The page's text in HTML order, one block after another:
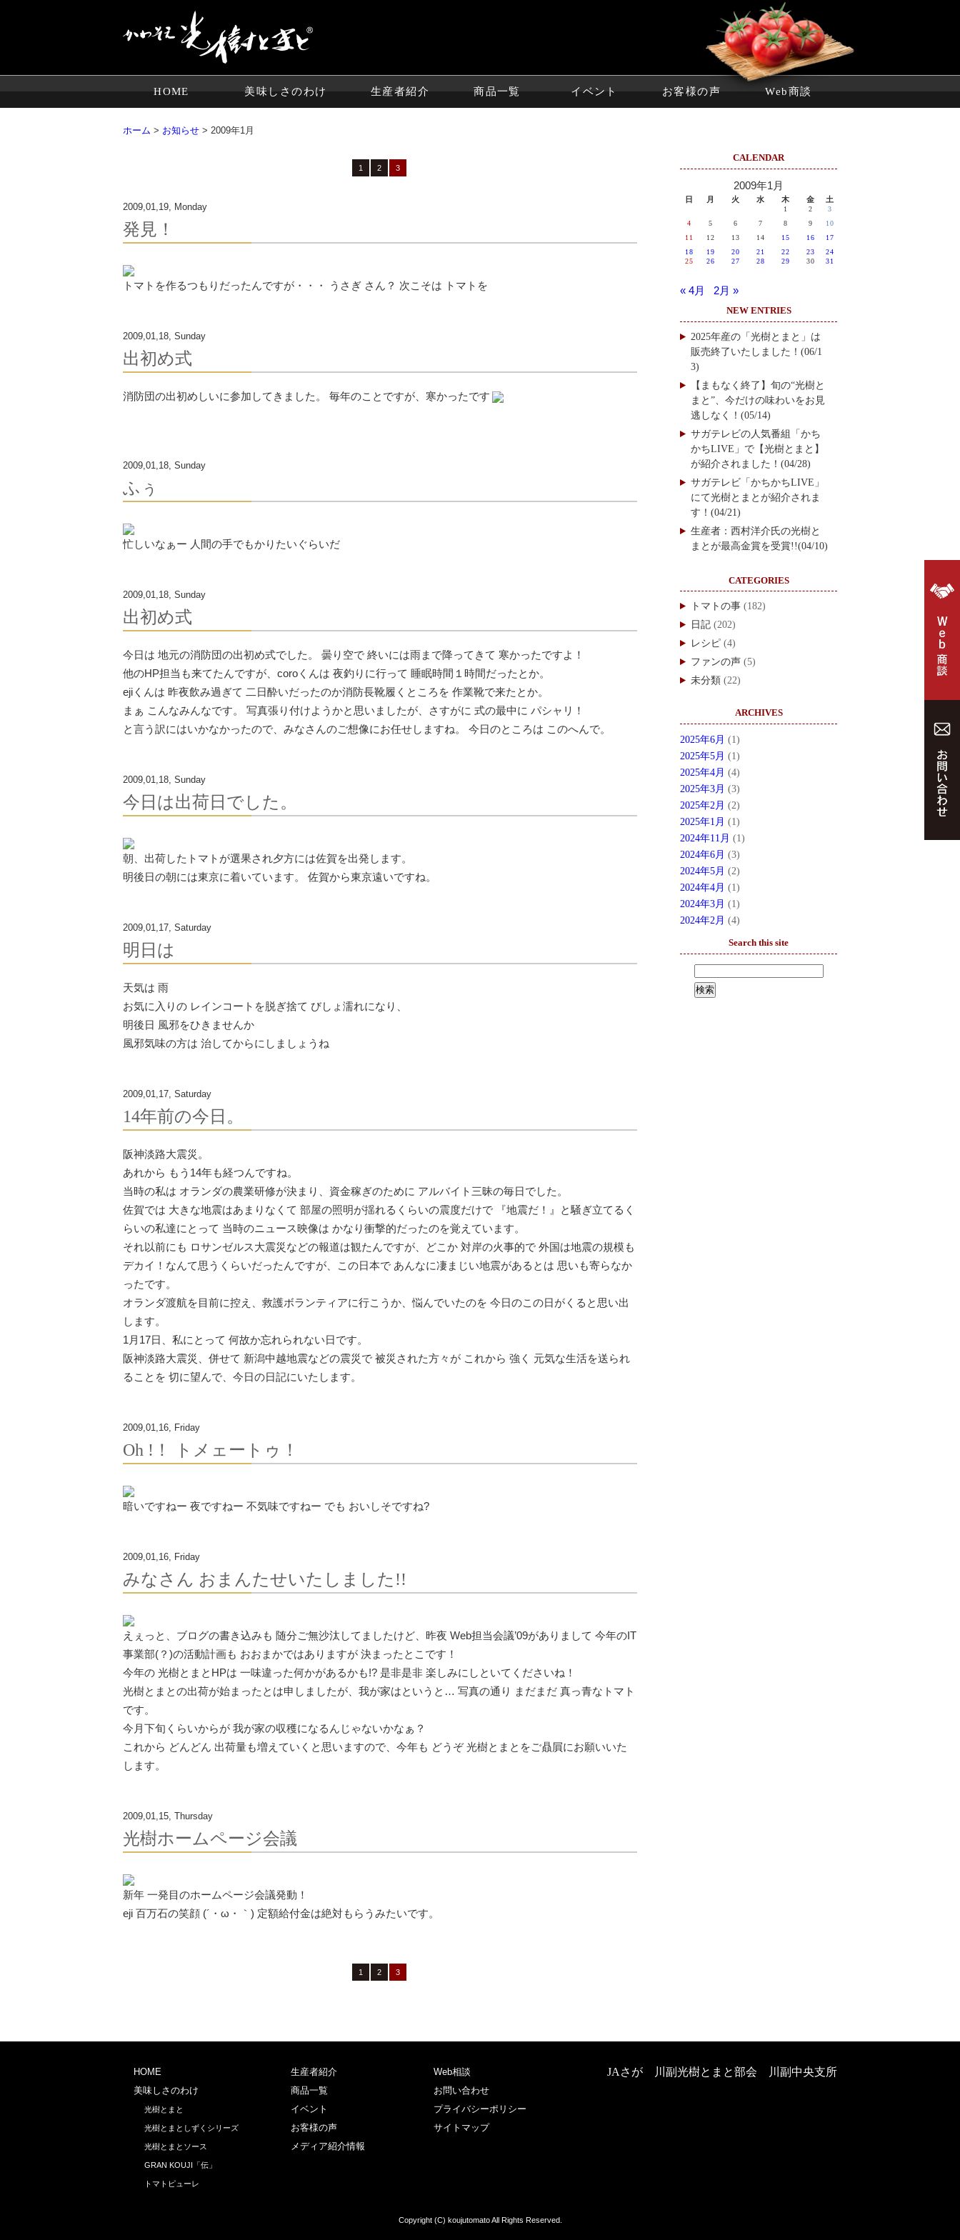
HOME 美味しさのわけ 生産者紹介 商品一覧 イベント お客様の声 Web商談
ホーム > お知らせ > 2009年1月
1 2 3
2009,01,19, Monday
発見！
トマトを作るつもりだったんですが・・・ うさぎ さん？ 次こそは トマトを
2009,01,18, Sunday
出初め式
消防団の出初めしいに参加してきました。 毎年のことですが、寒かったです
2009,01,18, Sunday
ふぅ
忙しいなぁー 人間の手でもかりたいぐらいだ
2009,01,18, Sunday
出初め式
今日は 地元の消防団の出初め式でした。 曇り空で 終いには雨まで降ってきて 寒かったですよ！
他のHP担当も来てたんですが、coroくんは 夜釣りに行って 睡眠時間１時間だったとか。
ejiくんは 昨夜飲み過ぎて 二日酔いだったのか消防長靴履くところを 作業靴で来たとか。
まぁ こんなみんなです。 写真張り付けようかと思いましたが、さすがに 式の最中に パシャリ！
と言う訳にはいかなかったので、みなさんのご想像にお任せしますね。 今日のところは このへんで。
2009,01,18, Sunday
今日は出荷日でした。
朝、出荷したトマトが選果され夕方には佐賀を出発します。
明後日の朝には東京に着いています。 佐賀から東京遠いですね。
2009,01,17, Saturday
明日は
天気は 雨
お気に入りの レインコートを脱ぎ捨て びしょ濡れになり、
明後日 風邪をひきませんか
風邪気味の方は 治してからにしましょうね
2009,01,17, Saturday
14年前の今日。
阪神淡路大震災。
あれから もう14年も経つんですね。
当時の私は オランダの農業研修が決まり、資金稼ぎのために アルバイト三昧の毎日でした。
佐賀では 大きな地震はあまりなくて 部屋の照明が揺れるくらいの震度だけで 『地震だ！』と騒ぎ立てるく
らいの私達にとって 当時のニュース映像は かなり衝撃的だったのを覚えています。
それ以前にも ロサンゼルス大震災などの報道は観たんですが、どこか 対岸の火事的で 外国は地震の規模も
デカイ！なんて思うくらいだったんですが、この日本で あんなに凄まじい地震があるとは 思いも寄らなか
ったです。
オランダ渡航を目前に控え、救護ボランティアに行こうか、悩んでいたのを 今日のこの日がくると思い出
します。
1月17日、私にとって 何故か忘れられない日です。
阪神淡路大震災、併せて 新潟中越地震などの震災で 被災された方々が これから 強く 元気な生活を送られ
ることを 切に望んで、今日の日記にいたします。
2009,01,16, Friday
Oh !！ トメェートゥ！
暗いですねー 夜ですねー 不気味ですねー でも おいしそですね?
2009,01,16, Friday
みなさん おまんたせいたしました!!
えぇっと、ブログの書き込みも 随分ご無沙汰してましたけど、昨夜 Web担当会議’09がありまして 今年のIT
事業部(？)の活動計画も おおまかではありますが 決まったとこです！
今年の 光樹とまとHPは 一味違った何かがあるかも!? 是非是非 楽しみにしといてくださいね！
光樹とまとの出荷が始まったとは申しましたが、我が家はというと… 写真の通り まだまだ 真っ青なトマト
です。
今月下旬くらいからが 我が家の収穫になるんじゃないかなぁ？
これから どんどん 出荷量も増えていくと思いますので、今年も どうぞ 光樹とまとをご贔屓にお願いいた
します。
2009,01,15, Thursday
光樹ホームページ会議
新年 一発目のホームページ会議発動！
eji 百万石の笑顔 (´・ω・｀) 定額給付金は絶対もらうみたいです。
1 2 3
CALENDAR
2009年1月
日 月 火 水 木 金 土
1 2
3
4
5 6 7 8 9
10
11
12 13 14 15 16
17
18
19 20 21 22 23
24
25
26 27 28 29 30 31
« 4月 2月 »
NEW ENTRIES
2025年産の「光樹とまと」は
販売終了いたしました！(06/1
3)
【まもなく終了】旬の“光樹と
まと”、今だけの味わいをお見
逃しなく！(05/14)
サガテレビの人気番組「かち
かちLIVE」で【光樹とまと】
が紹介されました！(04/28)
サガテレビ「かちかちLIVE」
にて光樹とまとが紹介されま
す！(04/21)
生産者：西村洋介氏の光樹と
まとが最高金賞を受賞!!(04/10)
CATEGORIES
トマトの事 (182)
日記 (202)
レシピ (4)
ファンの声 (5)
未分類 (22)
ARCHIVES
2025年6月 (1)
2025年5月 (1)
2025年4月 (4)
2025年3月 (3)
2025年2月 (2)
2025年1月 (1)
2024年11月 (1)
2024年6月 (3)
2024年5月 (2)
2024年4月 (1)
2024年3月 (1)
2024年2月 (4)
Search this site
HOME
美味しさのわけ
光樹とまと
光樹とまとしずくシリーズ
光樹とまとソース
GRAN KOUJI「伝」
トマトピューレ
生産者紹介
商品一覧
イベント
お客様の声
メディア紹介情報
Web相談
お問い合わせ
プライバシーポリシー
サイトマップ
JAさが 川副光樹とまと部会 川副中央支所
Copyright (C) koujutomato All Rights Reserved.